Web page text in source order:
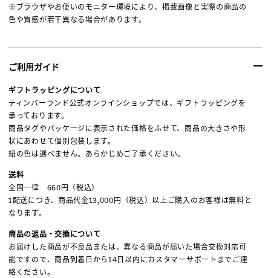
※ブラウザやお使いのモニター環境により、掲載画像と実際の商品の
色や質感が若干異なる場合があります。
ご利用ガイド
ギフトラッピングについて
ティンバーランド公式オンラインショップでは、ギフトラッピングを
承っております。
商品タグやパッケージに表示された価格をふせて、商品の大きさや形
状にあわせて個別包装します。
紐の色は選べません。あらかじめご了承ください。
送料
全国一律 660円（税込）
1配送につき、商品代金13,000円（税込）以上ご購入のお客様は無料と
なります。
商品の返品・交換について
お届けした商品が不良品または、異なる商品が届いた場合交換対応可
能ですので、商品到着日から14日以内にカスタマーサポートまでご連
絡ください。